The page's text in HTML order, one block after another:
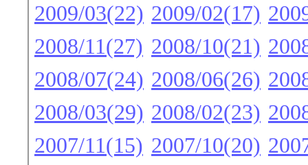
2009/03(22) 2009/02(17)
2008/11(27) 2008/10(21)
2008/07(24) 2008/06(26)
2008/03(29) 2008/02(23)
2007/11(15) 2007/10(20)